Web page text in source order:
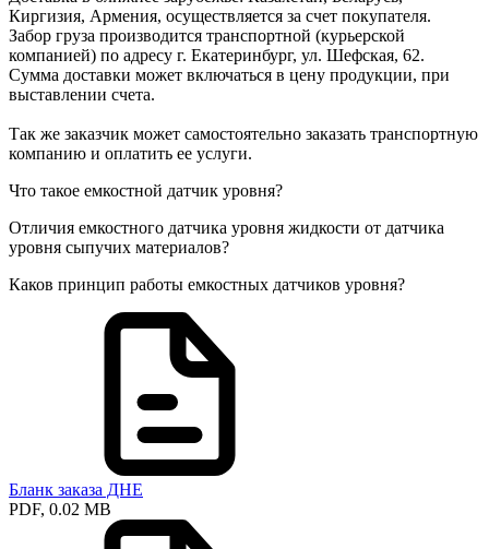
Киргизия, Армения, осуществляется за счет покупателя.
Забор груза производится транспортной (курьерской
компанией) по адресу г. Екатеринбург, ул. Шефская, 62.
Сумма доставки может включаться в цену продукции, при
выставлении счета.
Так же заказчик может самостоятельно заказать транспортную
компанию и оплатить ее услуги.
Что такое емкостной датчик уровня?
Отличия емкостного датчика уровня жидкости от датчика
уровня сыпучих материалов?
Каков принцип работы емкостных датчиков уровня?
Бланк заказа ДНЕ
PDF, 0.02 MB